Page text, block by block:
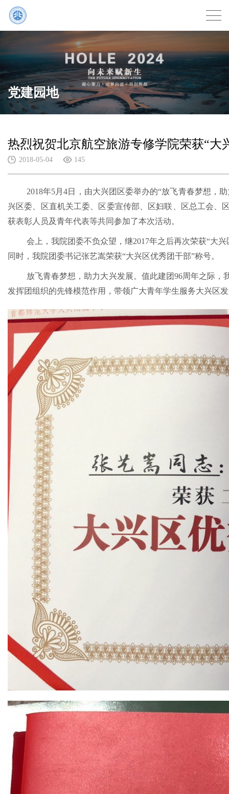
党建园地
热烈祝贺北京航空旅游专修学院荣获“大
2018-05-04 145
2018年5月4日，由大兴团区委举办的“放飞青春梦想，
兴区委、区直机关工委、区委宣传部、区妇联、区总工会、
获表彰人员及青年代表等共同参加了本次
会上，我院团委不负众望，继2017年之后再次荣获“大
同时，我院团委书记张艺嵩荣获“大兴区优秀团干部”
放飞青春梦想，助力大兴发展。值此建团96周年之际
发挥团组织的先锋模范作用，带领广大青年学生服务大兴区